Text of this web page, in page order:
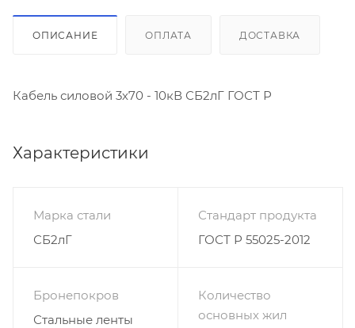
ОПИСАНИЕ ОПЛАТА ДОСТАВКА
Кабель силовой 3х70 - 10кВ СБ2лГ ГОСТ Р
Характеристики
Марка стали
СБ2лГ
Стандарт продукта
ГОСТ Р 55025-2012
Бронепокров
Стальные ленты
Количество
основных жил